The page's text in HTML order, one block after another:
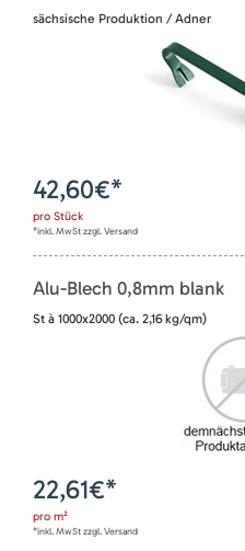
sächsische Produktion / Adner
42,60€*
pro Stück
*inkl. MwSt zzgl. Versand
Alu-Blech 0,8mm blank
St à 1000x2000 (ca. 2,16 kg/qm)
22,61€*
pro m²
*inkl. MwSt zzgl. Versand